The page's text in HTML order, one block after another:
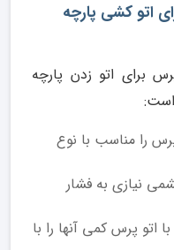
اتو کشی پارچه
برای اتو زدن پارچه
است:
را مناسب با نوع
نیازی به فشار
اتو پرس کمی آنها را با